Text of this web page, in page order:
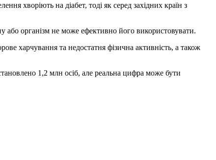
хворіють на діабет, тоді як серед західних країн з
або організм не може ефективно його використовувати.
харчування та недостатня фізична активність, а також
1,2 млн осіб, але реальна цифра може бути